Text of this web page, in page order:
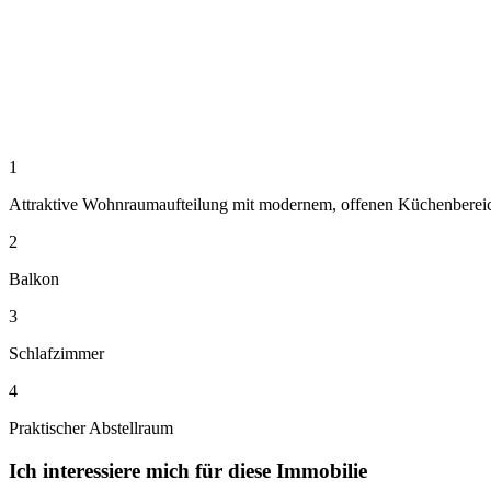
1
Attraktive Wohnraumaufteilung mit modernem, offenen
2
Balkon
3
Schlafzimmer
4
Praktischer Abstellraum
Ich interessiere mich für diese Immobilie